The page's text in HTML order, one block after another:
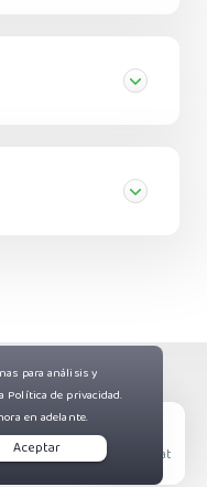
Access, Inc.
Live Chat